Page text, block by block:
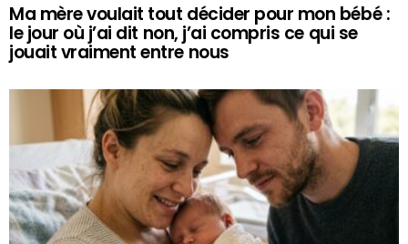
Ma mère voulait tout décider pour mon bébé :
le jour où j’ai dit non, j’ai compris ce qui se
jouait vraiment entre nous